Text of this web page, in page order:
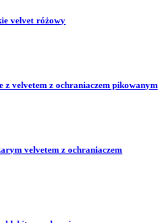
velvet różowy
z velvetem z ochraniaczem pikowanym
velvetem z ochraniaczem